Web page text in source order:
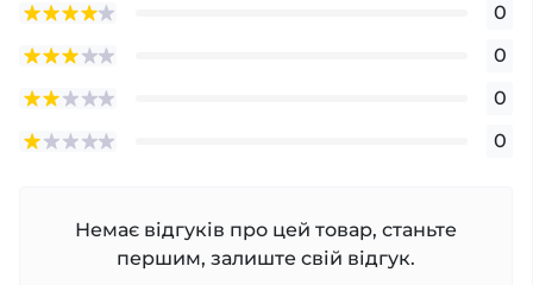
0
0
0
0
Немає відгуків про цей товар, станьте
першим, залиште свій відгук.